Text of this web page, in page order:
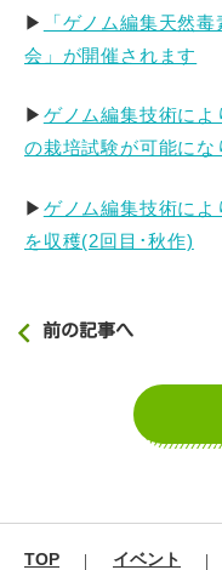
▶
「ゲノム編集天然
会」が開催されます
▶ ゲノム編集技術に
の栽培試験が可能にな
▶ ゲノム編集技術に
を収穫(2回目･秋作)
前の記事へ
TOP イベント